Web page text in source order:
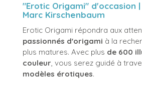
"Erotic Origami" d'occasion
Marc Kirschenbaum
Erotic Origami répondra aux
passionnés d'origami à la
plus matures. Avec plus de 600
couleur, vous serez guidé à
modèles érotiques.